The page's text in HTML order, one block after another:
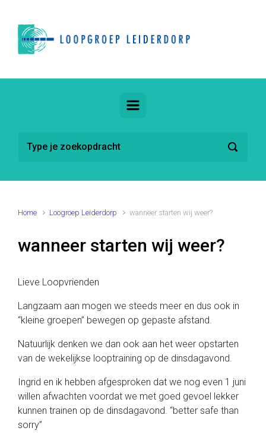
Home Loogroep Leiderdorp wanneer starten wij weer?
wanneer starten wij weer?
Lieve Loopvrienden
Langzaam aan mogen we steeds meer en dus ook in
“kleine groepen” bewegen op gepaste afstand.
Natuurlijk denken we dan ook aan het weer opstarten
van de wekelijkse looptraining op de dinsdagavond.
Ingrid en ik hebben afgesproken dat we nog even 1 juni
willen afwachten voordat we met goed gevoel lekker
kunnen trainen op de dinsdagavond. “better safe than
sorry”